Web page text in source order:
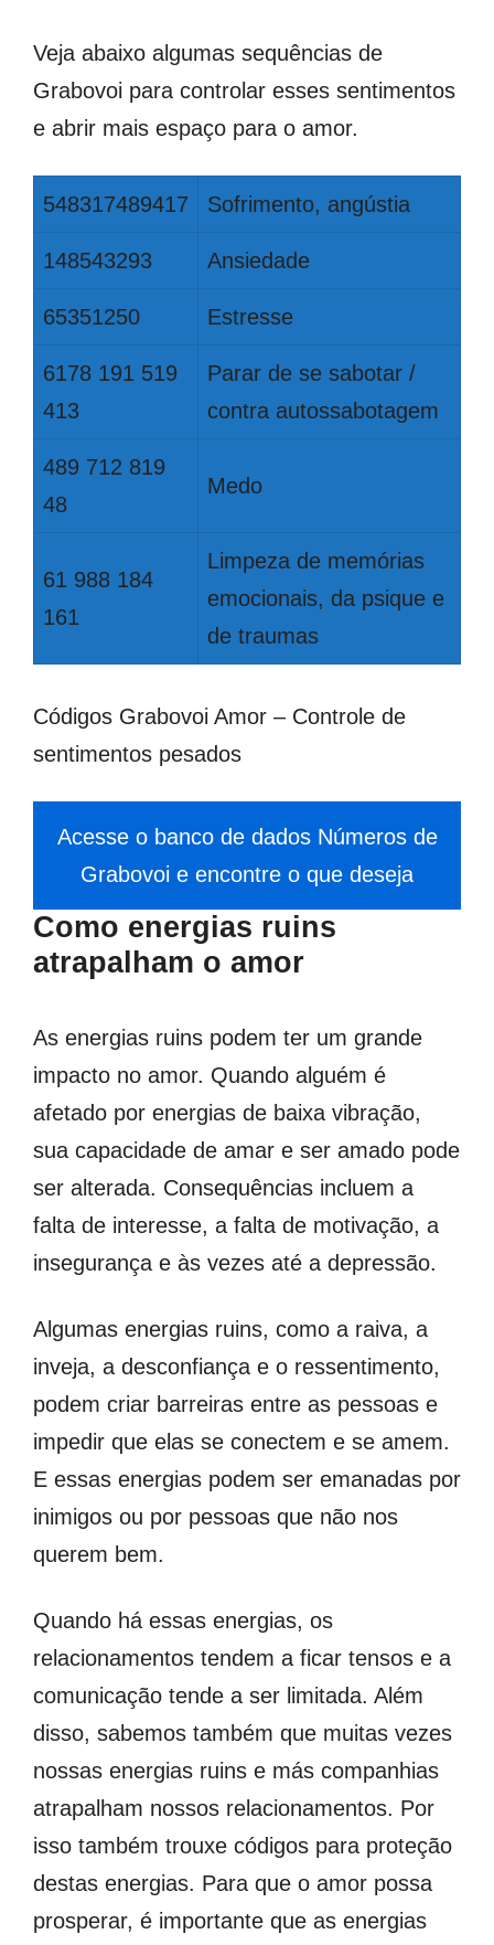
Veja abaixo algumas sequências de
Grabovoi para controlar esses sentimentos
e abrir mais espaço para o amor.
548317489417 Sofrimento, angústia
148543293 Ansiedade
65351250 Estresse
6178 191 519
413
Parar de se sabotar /
contra autossabotagem
489 712 819
48
Medo
61 988 184
161
Limpeza de memórias
emocionais, da psique e
de traumas
Códigos Grabovoi Amor – Controle de
sentimentos pesados
Acesse o banco de dados Números de
Grabovoi e encontre o que deseja
Como energias ruins
atrapalham o amor
As energias ruins podem ter um grande
impacto no amor. Quando alguém é
afetado por energias de baixa vibração,
sua capacidade de amar e ser amado pode
ser alterada. Consequências incluem a
falta de interesse, a falta de motivação, a
insegurança e às vezes até a depressão.
Algumas energias ruins, como a raiva, a
inveja, a desconfiança e o ressentimento,
podem criar barreiras entre as pessoas e
impedir que elas se conectem e se amem.
E essas energias podem ser emanadas por
inimigos ou por pessoas que não nos
querem bem.
Quando há essas energias, os
relacionamentos tendem a ficar tensos e a
comunicação tende a ser limitada. Além
disso, sabemos também que muitas vezes
nossas energias ruins e más companhias
atrapalham nossos relacionamentos. Por
isso também trouxe códigos para proteção
destas energias. Para que o amor possa
prosperar, é importante que as energias